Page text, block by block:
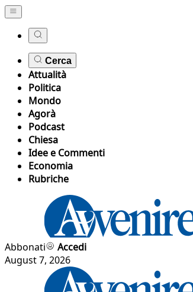
Cerca
Attualità
Politica
Mondo
Agorà
Podcast
Chiesa
Idee e Commenti
Economia
Rubriche
Abbonati
Accedi
August 7, 2026